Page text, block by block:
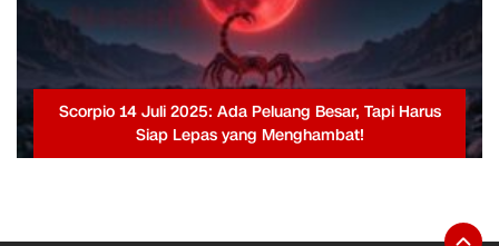
Scorpio 14 Juli 2025: Ada Peluang Besar, Tapi Harus
Siap Lepas yang Menghambat!